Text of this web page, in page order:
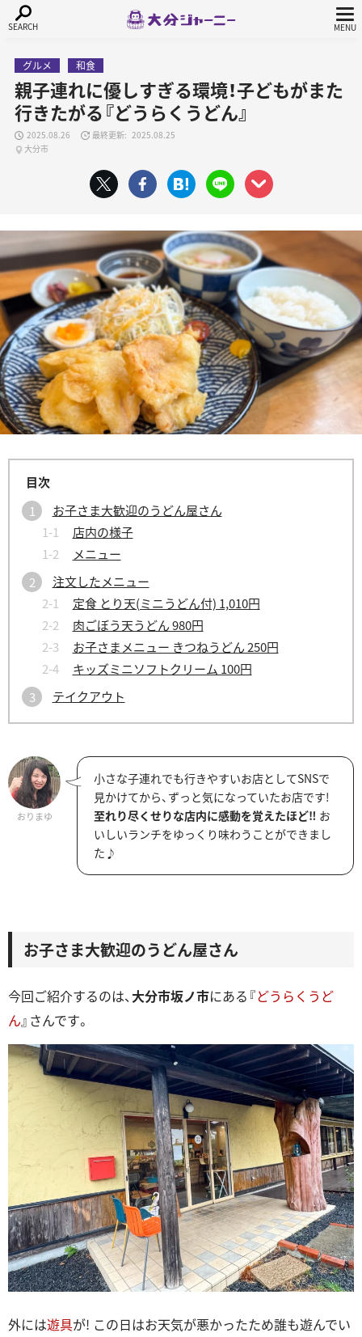
グルメ 和食
親子連れに優しすぎる環境！子どもがまた
行きたがる『どうらくうどん』
2025.08.26
2025.08.25
大分市
お子さま大歓迎のうどん屋さん
店内の様子
メニュー
注文したメニュー
定食 とり天(ミニうどん付) 1,010円
肉ごぼう天うどん 980円
お子さまメニュー きつねうどん 250円
キッズミニソフトクリーム 100円
テイクアウト
おりまゆ
小さな子連れでも行きやすいお店としてSNSで
見かけてから、ずっと気になっていたお店です!
至れり尽くせりな店内に感動を覚えたほど‼ お
いしいランチをゆっくり味わうことができまし
た♪
お子さま大歓迎のうどん屋さん
今回ご紹介するのは、 大分市坂ノ市にある『どうらくうど
ん』さんです。
外には遊具が! この日はお天気が悪かったため誰も遊んでい